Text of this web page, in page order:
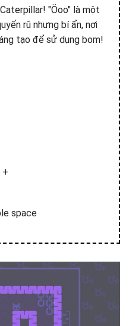
"Öoo" là một
rũ nhưng bí ẩn, nơi
tạo để sử dụng bom!
+
space